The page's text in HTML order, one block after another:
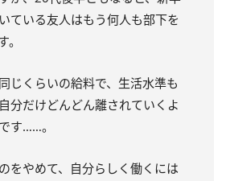
ている友人はもう何人も部下を
じくらいの給料で、生活水準も
分だけどんどん離されていくよ
す……。
をやめて、自分らしく働くには